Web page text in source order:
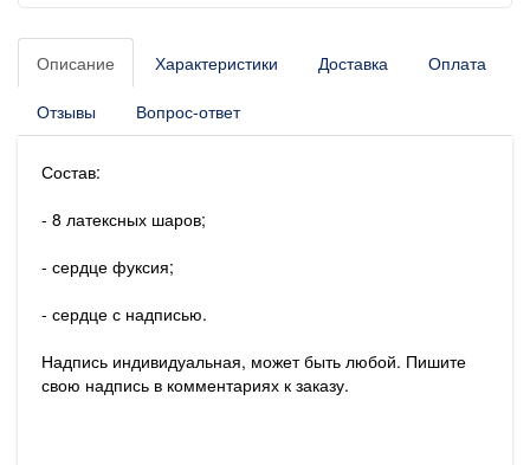
Описание Характеристики Доставка Оплата
Отзывы Вопрос-ответ
Состав:
- 8 латексных шаров;
- сердце фуксия;
- сердце с надписью.
Надпись индивидуальная, может быть любой. Пишите
свою надпись в комментариях к заказу.